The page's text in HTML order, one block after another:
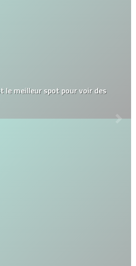
le meilleur spot pour voir des